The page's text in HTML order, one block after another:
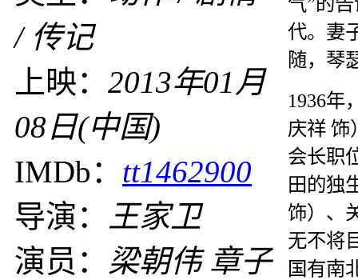
代。妻
随，琴
1936年
庆祥 饰
会长职
田的独
饰）、
无不将
国有南
/ 传记
上映： 2013年01月
08日(中国)
IMDb： tt1462900
导演： 王家卫
演员： 梁朝伟 章子